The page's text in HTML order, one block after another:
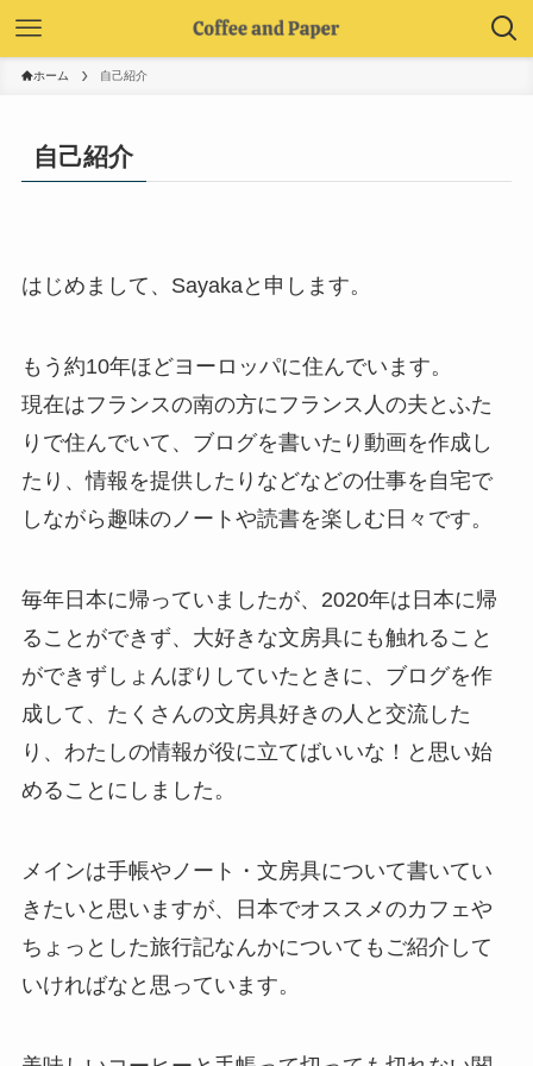
ホーム 自己紹介
自己紹介
はじめまして、Sayakaと申します。
もう約10年ほどヨーロッパに住んでいます。
現在はフランスの南の方にフランス人の夫とふた
りで住んでいて、ブログを書いたり動画を作成し
たり、情報を提供したりなどなどの仕事を自宅で
しながら趣味のノートや読書を楽しむ日々です。
毎年日本に帰っていましたが、2020年は日本に帰
ることができず、大好きな文房具にも触れること
ができずしょんぼりしていたときに、ブログを作
成して、たくさんの文房具好きの人と交流した
り、わたしの情報が役に立てばいいな！と思い始
めることにしました。
メインは手帳やノート・文房具について書いてい
きたいと思いますが、日本でオススメのカフェや
ちょっとした旅行記なんかについてもご紹介して
いければなと思っています。